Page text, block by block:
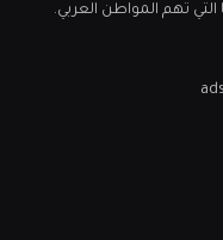
تهم المواطن العربي.